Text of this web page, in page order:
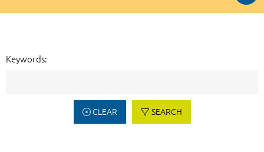
Keywords:
CLEAR SEARCH